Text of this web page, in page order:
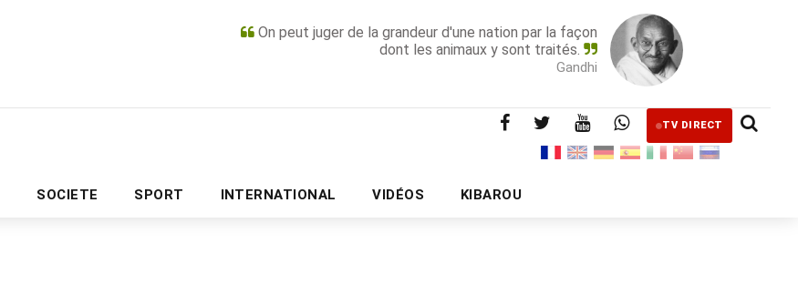
On peut juger de la grandeur d'une nation par la façon
dont les animaux y sont traités.
Gandhi
TV DIRECT
SOCIETE SPORT INTERNATIONAL VIDÉOS KIBAROU
PUBLICITÉ